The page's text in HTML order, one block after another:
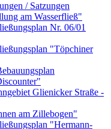
/ Satzungen
am Wasserfließ"
Nr. 06/01
"Töpchiner
Glienicker Straße -
am Zillebogen"
"Hermann-